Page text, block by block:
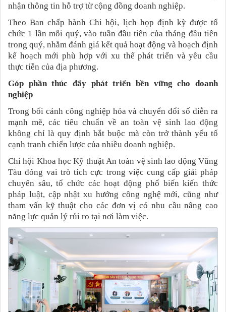
nhận thông tin hỗ trợ từ cộng đồng doanh nghiệp.
Theo Ban chấp hành Chi hội, lịch họp định kỳ được tổ
chức 1 lần mỗi quý, vào tuần đầu tiên của tháng đầu tiên
trong quý, nhằm đánh giá kết quả hoạt động và hoạch định
kế hoạch mới phù hợp với xu thế phát triển và yêu cầu
thực tiễn của địa phương.
Góp phần thúc đẩy phát triển bền vững cho doanh
nghiệp
Trong bối cảnh công nghiệp hóa và chuyển đổi số diễn ra
mạnh mẽ, các tiêu chuẩn về an toàn vệ sinh lao động
không chỉ là quy định bắt buộc mà còn trở thành yếu tố
cạnh tranh chiến lược của nhiều doanh nghiệp.
Chi hội Khoa học Kỹ thuật An toàn vệ sinh lao động Vũng
Tàu đóng vai trò tích cực trong việc cung cấp giải pháp
chuyên sâu, tổ chức các hoạt động phổ biến kiến thức
pháp luật, cập nhật xu hướng công nghệ mới, cũng như
tham vấn kỹ thuật cho các đơn vị có nhu cầu nâng cao
năng lực quản lý rủi ro tại nơi làm việc.